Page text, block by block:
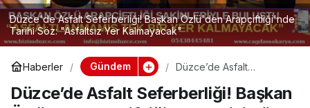
Düzce'de Asfalt Seferberliği! Başkan Özlü'den Arapçiftliği'nde
Tarihi Söz: "Asfaltsız Yer Kalmayacak"
Haberler Gündem
Düzce’de Asfalt
Özlü’den Arapçiftliği’nde
Tarihi Söz: “Asfaltsız Yer
Düzce’de Asfalt Seferberliği! Başkan